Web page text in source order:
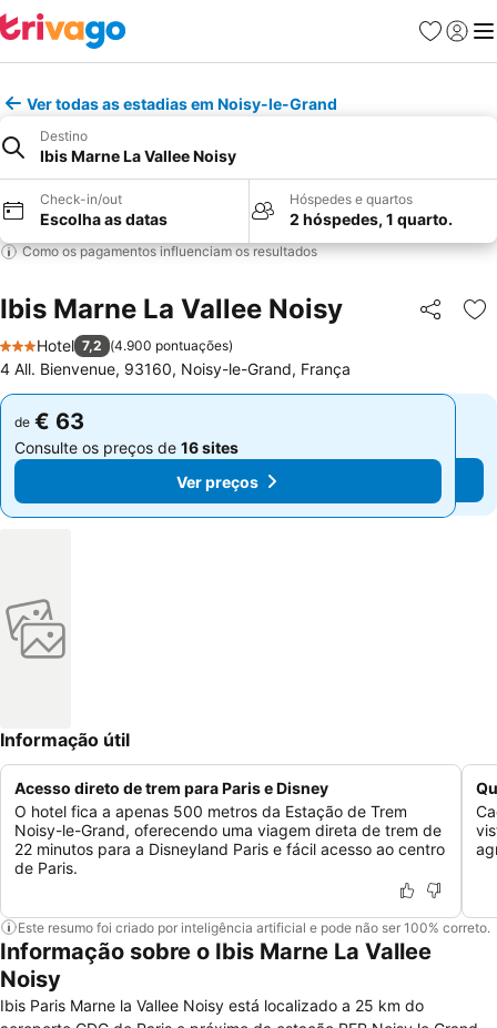
Favoritos
Iniciar
Ver todas as estadias em Noisy-le-Grand
Destino
Ibis Marne La Vallee Noisy
Check-in/out
Escolha as datas
Hóspedes e quartos
2 hóspedes, 1 quarto.
Como os pagamentos influenciam os resultados
Ibis Marne La Vallee Noisy Partilhar
3 Estrelas
Hotel 7,2 (4.900 pontuações)
4 All. Bienvenue, 93160, Noisy-le-Grand, França
de € 63
Consulte os preços de 16 sites
Ver preços
de € 63
Consulte os preços de 16 sites
Ver preços
Informação útil
Acesso direto de trem para Paris e Disney
O hotel fica a apenas 500 metros da Estação de Trem
Noisy-le-Grand, oferecendo uma viagem direta de trem de
22 minutos para a Disneyland Paris e fácil acesso ao centro
de Paris.
Este resumo foi criado por inteligência artificial e pode não ser 100% correto.
Informação sobre o Ibis Marne La Vallee
Noisy
Ibis Paris Marne la Vallee Noisy está localizado a 25 km do